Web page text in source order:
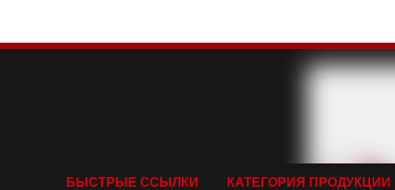
БЫСТРЫЕ ССЫЛКИ КАТЕГОРИЯ ПРОДУКЦИИ